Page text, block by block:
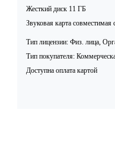
Жесткий диск 11 ГБ
Звуковая карта
Тип лицензии: Физ. лица,
Тип покупателя:
Доступна оплата картой